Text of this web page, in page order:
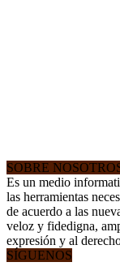
SOBRE
Es un medio
las herramientas
de acuerdo a las
veloz y fidedigna,
expresión y al
SÍGUENOS